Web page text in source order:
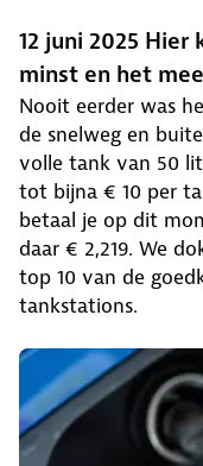
12 juni 2025
minst en het
Nooit eerder was
de snelweg en
volle tank van 50
tot bijna € 10 per
betaal je op dit
daar € 2,219. We
top 10 van de
tankstations.